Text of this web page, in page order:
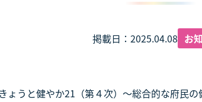
掲載日：2025.04.08 お
うと健やか21（第４次）～総合的な府民の